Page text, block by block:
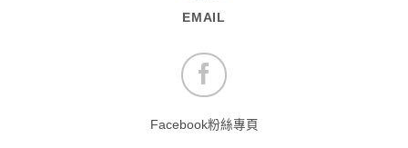
EMAIL
Facebook粉絲專頁